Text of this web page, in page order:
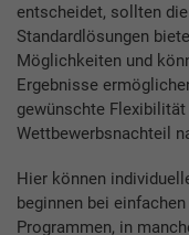
entscheidet, sollten
Standardlösungen
Möglichkeiten und
Ergebnisse
gewünschte
Wettbewerbsnachteil
Hier können
beginnen bei
Programmen, in